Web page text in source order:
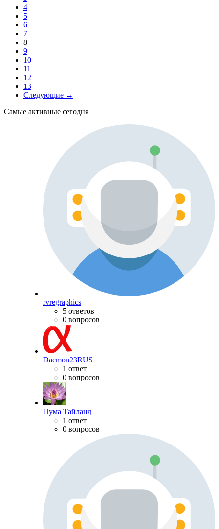
4
5
6
7
8
9
10
11
12
13
Следующие →
Самые активные сегодня
rvregraphics
5 ответов
0 вопросов
Daemon23RUS
1 ответ
0 вопросов
Пума Тайланд
1 ответ
0 вопросов